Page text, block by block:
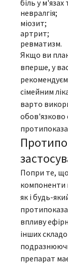
біль у м'язах
невралгія;
міозит;
артрит;
ревматизм.
Якщо ви
вперше, у
сімейним
варто
обов'язково
Попри те, що
компоненти
як і будь-
впливу
інших
препарат